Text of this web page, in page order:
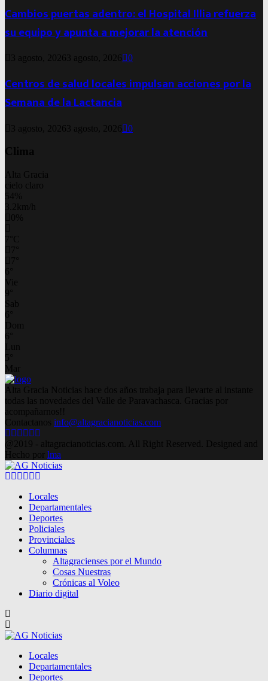
Cambios puertas adentro: el Hospital Illia refuerza
su equipo y apunta a mejorar la atención
3 agosto, 2026 3 agosto, 2026 0
Centros de salud locales impulsan acciones por la
Semana de la Lactancia
3 agosto, 2026 3 agosto, 2026 0
Clima
Alta Gracia
cielo claro
54%
3.2km/h
0%
7 C
7
7
6
Vie
9
Sab
6
Dom
6
Lun
5
Mar
Alta Gracia Noticias hace dos años trabaja para llevarte al instante
todas las novedades del Valle de Paravachasca. Gracias por
acompañarnos!!
Contactanos info@altagracianoticias.com
Facebook
Twitter
Instagram
Pinterest
Google
@2019 - altagracianoticias.com. All Right Reserved. Designed and
Hecho por lma
Facebook
Twitter
Instagram
Pinterest
Google
Locales
Departamentales
Deportes
Policiales
Provinciales
Columnas
Altagracienses por el Mundo
Cosas Nuestras
Crónicas al Voleo
Diario digital
Locales
Departamentales
Deportes